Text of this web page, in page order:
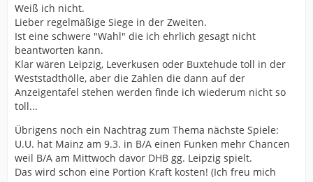
Weiß ich nicht.
Lieber regelmäßige Siege in der Zweiten.
Ist eine schwere "Wahl" die ich ehrlich gesagt nicht
beantworten kann.
Klar wären Leipzig, Leverkusen oder Buxtehude toll in der
Weststadthölle, aber die Zahlen die dann auf der
Anzeigentafel stehen werden finde ich wiederum nicht so
toll...
Übrigens noch ein Nachtrag zum Thema nächste Spiele:
U.U. hat Mainz am 9.3. in B/A einen Funken mehr Chancen
weil B/A am Mittwoch davor DHB gg. Leipzig spielt.
Das wird schon eine Portion Kraft kosten! (Ich freu mich